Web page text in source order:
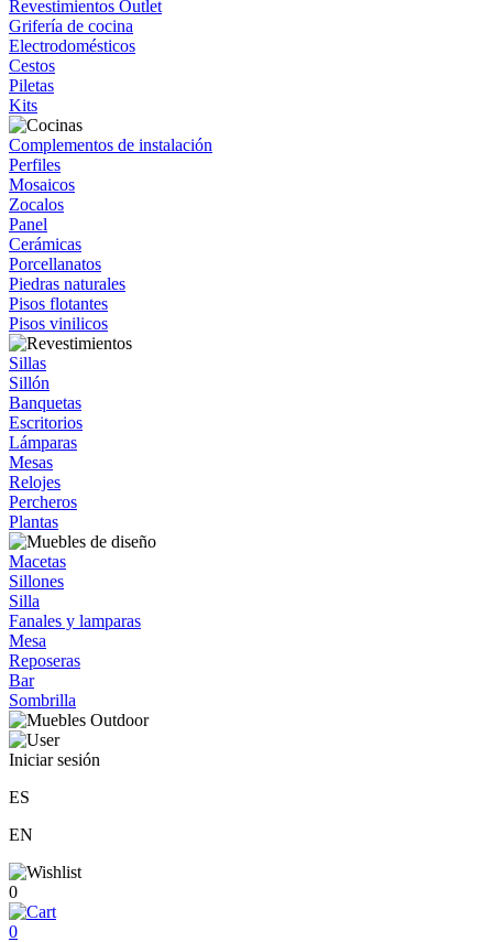
Revestimientos Outlet
Grifería de cocina
Electrodomésticos
Cestos
Piletas
Kits
Complementos de instalación
Perfiles
Mosaicos
Zocalos
Panel
Cerámicas
Porcellanatos
Piedras naturales
Pisos flotantes
Pisos vinilicos
Sillas
Sillón
Banquetas
Escritorios
Lámparas
Mesas
Relojes
Percheros
Plantas
Macetas
Sillones
Silla
Fanales y lamparas
Mesa
Reposeras
Bar
Sombrilla
Iniciar sesión
ES
EN
0
0